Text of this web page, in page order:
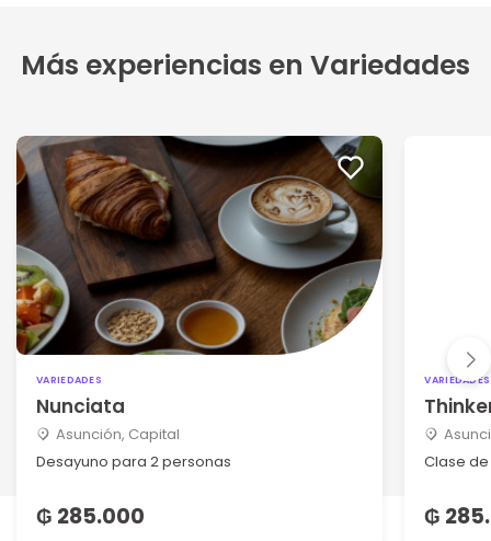
Más experiencias en Variedades
VARIEDADES
Nunciata
Asunción, Capital
Desayuno para 2 personas
₲ 285.000
VARIEDADES
Clase
₲